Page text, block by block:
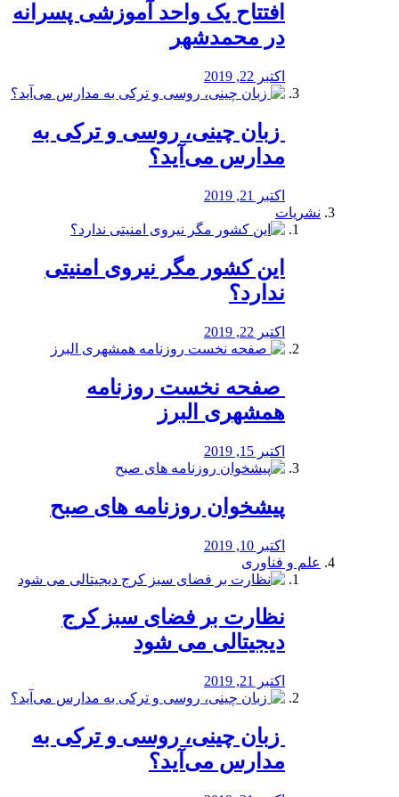
افتتاح یک واحد آموزشی پسرانه
در محمدشهر
اکتبر 22, 2019
️ زبان چینی، روسی و ترکی به
مدارس می‌آید؟
اکتبر 21, 2019
نشریات
این کشور مگر نیروی امنیتی
ندارد؟
اکتبر 22, 2019
️ صفحه نخست روزنامه‌
همشهری البرز
اکتبر 15, 2019
پیشخوان روزنامه های صبح
اکتبر 10, 2019
علم و فناوری
نظارت بر فضای سبز کرج
دیجیتالی می شود
اکتبر 21, 2019
️ زبان چینی، روسی و ترکی به
مدارس می‌آید؟